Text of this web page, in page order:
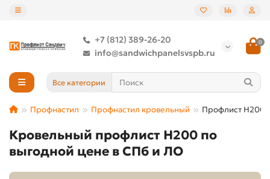
+7 (812) 389-26-20
info@sandwichpanelsvspb.ru
0
Все категории
Профнастил Профнастил кровельный Профлист Н200
Кровельный профлист Н200 по
выгодной цене в СПб и ЛО